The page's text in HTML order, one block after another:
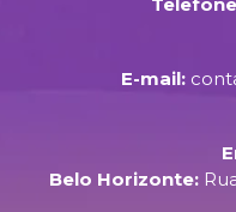
E-mail:
Belo Horizonte: